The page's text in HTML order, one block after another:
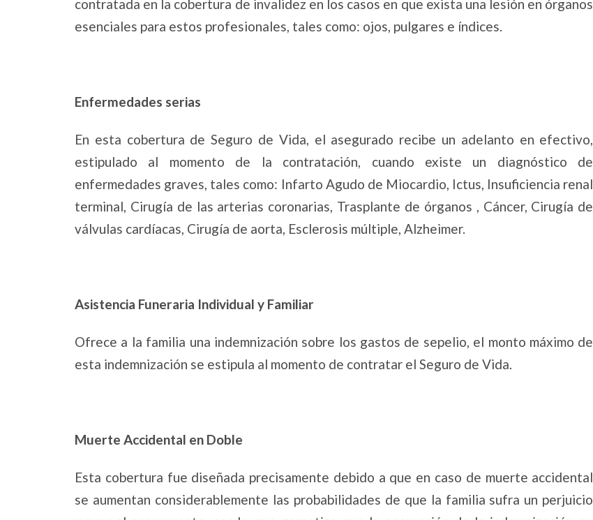
contratada en la cobertura de invalidez en los casos en que exista una lesión en órganos
esenciales para estos profesionales, tales como: ojos, pulgares e índices.
Enfermedades serias
En esta cobertura de Seguro de Vida, el asegurado recibe un adelanto en efectivo,
estipulado al momento de la contratación, cuando existe un diagnóstico de
enfermedades graves, tales como: Infarto Agudo de Miocardio, Ictus, Insuficiencia renal
terminal, Cirugía de las arterias coronarias, Trasplante de órganos , Cáncer, Cirugía de
válvulas cardíacas, Cirugía de aorta, Esclerosis múltiple, Alzheimer.
Asistencia Funeraria Individual y Familiar
Ofrece a la familia una indemnización sobre los gastos de sepelio, el monto máximo de
esta indemnización se estipula al momento de contratar el Seguro de Vida.
Muerte Accidental en Doble
Esta cobertura fue diseñada precisamente debido a que en caso de muerte accidental
se aumentan considerablemente las probabilidades de que la familia sufra un perjuicio